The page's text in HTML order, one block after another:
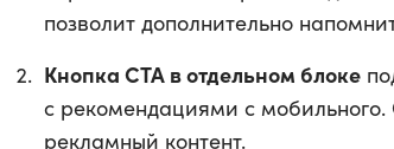
позволит дополнительно
Кнопка CTA в отдельном блоке
с рекомендациями с
рекламный контент.